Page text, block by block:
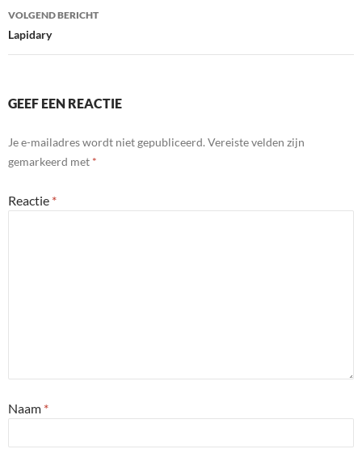
VOLGEND BERICHT
Lapidary
GEEF EEN REACTIE
Je e-mailadres wordt niet gepubliceerd. Vereiste velden zijn
gemarkeerd met *
Reactie *
Naam *